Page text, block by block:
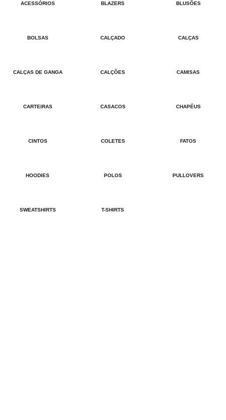
ACESSÓRIOS BLAZERS BLUSÕES
BOLSAS CALÇADO CALÇAS
CALÇAS DE GANGA CALÇÕES CAMISAS
CARTEIRAS CASACOS CHAPÉUS
CINTOS COLETES FATOS
HOODIES POLOS PULLOVERS
SWEATSHIRTS T-SHIRTS